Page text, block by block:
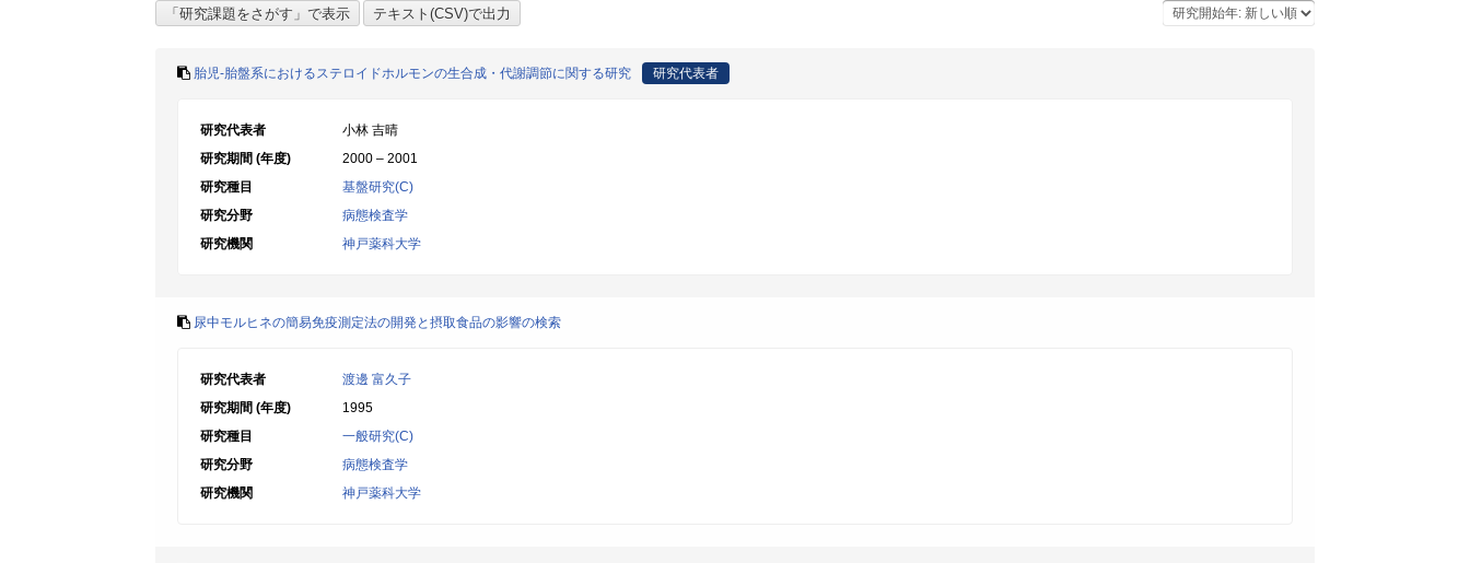
胎児-胎盤系におけるステロイドホルモンの生合成・代謝調節に関する研究 研究代表者
研究代表者
小林 吉晴
研究期間 (年度)
2000 – 2001
研究種目
基盤研究(C)
研究分野
病態検査学
研究機関
神戸薬科大学
尿中モルヒネの簡易免疫測定法の開発と摂取食品の影響の検索
研究代表者
渡邊 富久子
研究期間 (年度)
1995
研究種目
一般研究(C)
研究分野
病態検査学
研究機関
神戸薬科大学